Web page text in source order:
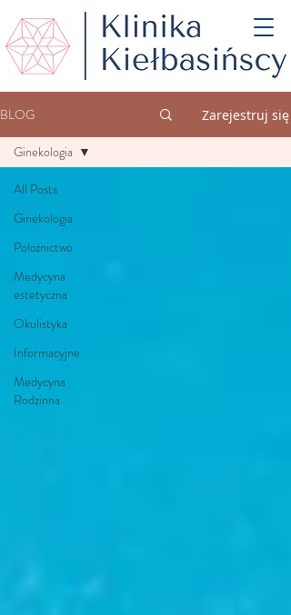
BLOG Zarejestruj się
All Posts
Ginekologia
Położnictwo
Medycyna
estetyczna
Okulistyka
Informacyjne
Medycyna
Rodzinna
Ginekologia